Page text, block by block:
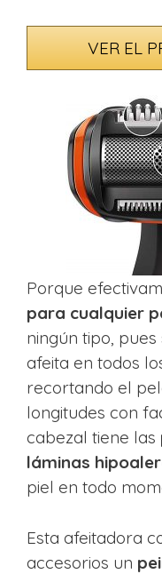
VER EL
Porque
para cualquier
ningún tipo,
afeita en todos
recortando el
longitudes con
cabezal tiene las
láminas
piel en todo
Esta afeitadora
accesorios un